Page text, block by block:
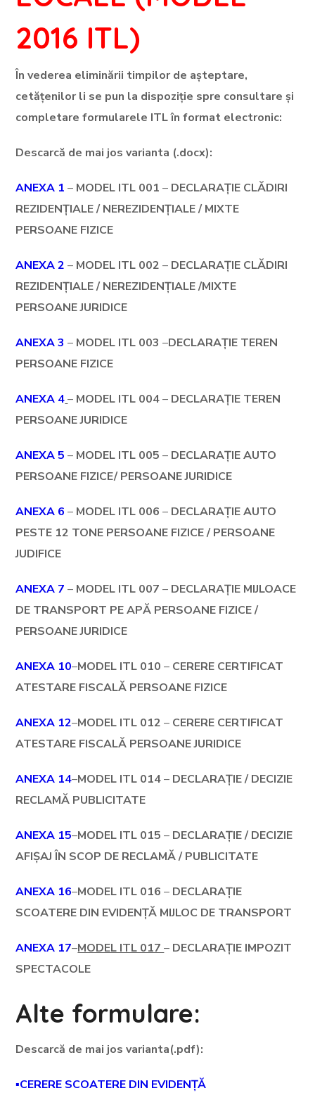
2016 ITL)
În vederea eliminării timpilor de așteptare,
cetățenilor li se pun la dispoziție spre consultare și
completare formularele ITL în format electronic:
Descarcă de mai jos varianta (.docx):
ANEXA 1 – MODEL ITL 001 – DECLARAȚIE CLĂDIRI
REZIDENȚIALE / NEREZIDENȚIALE / MIXTE
PERSOANE FIZICE
ANEXA 2 – MODEL ITL 002– DECLARAȚIE CLĂDIRI
REZIDENȚIALE / NEREZIDENȚIALE /MIXTE
PERSOANE JURIDICE
ANEXA 3 – MODEL ITL 003 –DECLARAȚIE TEREN
PERSOANE FIZICE
ANEXA 4 – MODEL ITL 004– DECLARAȚIE TEREN
PERSOANE JURIDICE
ANEXA 5 – MODEL ITL 005 – DECLARAȚIE AUTO
PERSOANE FIZICE/ PERSOANE JURIDICE
ANEXA 6 – MODEL ITL 006 – DECLARAȚIE AUTO
PESTE 12 TONE PERSOANE FIZICE / PERSOANE
JUDIFICE
ANEXA 7 – MODEL ITL 007 – DECLARAȚIE MIJLOACE
DE TRANSPORT PE APĂ PERSOANE FIZICE /
PERSOANE JURIDICE
ANEXA 10–MODEL ITL 010 – CERERE CERTIFICAT
ATESTARE FISCALĂ PERSOANE FIZICE
ANEXA 12–MODEL ITL 012– CERERE CERTIFICAT
ATESTARE FISCALĂ PERSOANE JURIDICE
ANEXA 14–MODEL ITL 014– DECLARAȚIE / DECIZIE
RECLAMĂ PUBLICITATE
ANEXA 15–MODEL ITL 015– DECLARAȚIE / DECIZIE
AFIȘAJ ÎN SCOP DE RECLAMĂ / PUBLICITATE
ANEXA 16–MODEL ITL 016– DECLARAȚIE
SCOATERE DIN EVIDENȚĂ MIJLOC DE TRANSPORT
ANEXA 17–MODEL ITL 017– DECLARAȚIE IMPOZIT
SPECTACOLE
Alte formulare:
Descarcă de mai jos varianta(.pdf):
▪CERERE SCOATERE DIN EVIDENȚĂ